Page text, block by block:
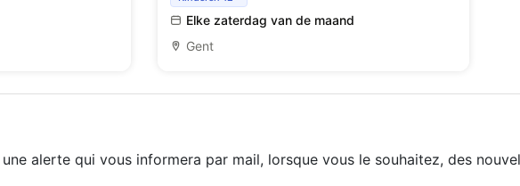
Elke zaterdag van de maand
Gent
alerte qui vous informera par mail, lorsque vous le souhaitez, des